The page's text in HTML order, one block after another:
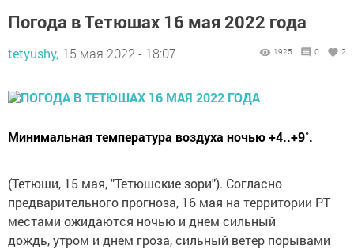
Погода в Тетюшах 16 мая 2022 года
tetyushy, 15 мая 2022 - 18:07 1925 0 2
Минимальная температура воздуха ночью +4..+9˚.
(Тетюши, 15 мая, "Тетюшские зори"). Согласно
предварительного прогноза, 16 мая на территории РТ
местами ожидаются ночью и днем сильный
дождь, утром и днем гроза, сильный ветер порывами